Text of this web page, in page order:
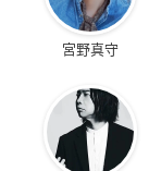
宮野真守